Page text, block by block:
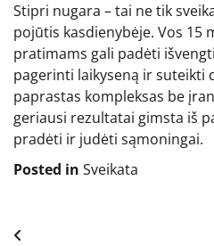
Stipri nugara – tai ne tik
pojūtis kasdienybėje. Vos 15
pratimams gali padėti
pagerinti laikyseną ir suteikti
paprastas kompleksas be
geriausi rezultatai gimsta iš
pradėti ir judėti sąmoningai.
Posted in Sveikata
Navigacija